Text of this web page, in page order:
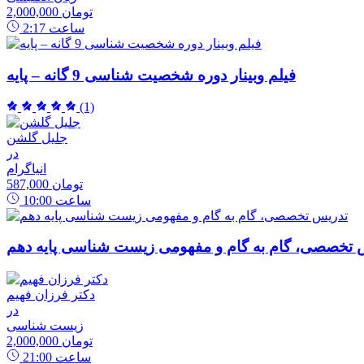
2,000,000 تومان
2:17 ساعت
فیلم وبینار دوره شخصیت شناسی 9 گانه – پایه
(1)
جلیل گلشن
در
انیاگرام
587,000 تومان
10:00 ساعت
تخصصی، گام به گام و مفهومی زیست شناسی پایه دهم
دکتر فرزان فهیم
در
زیست شناسی
2,000,000 تومان
21:00 ساعت